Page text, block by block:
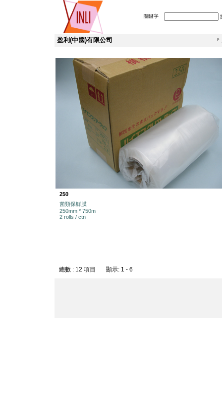
關鍵字
盈利(中國)有限公司
250
菌類保鮮膜
250mm * 750m
2 rolls / ctn
總數 : 12 項目 顯示: 1 - 6